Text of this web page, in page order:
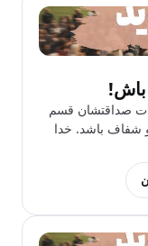
صداقتشان قسم
و شفاف باشد. خدا